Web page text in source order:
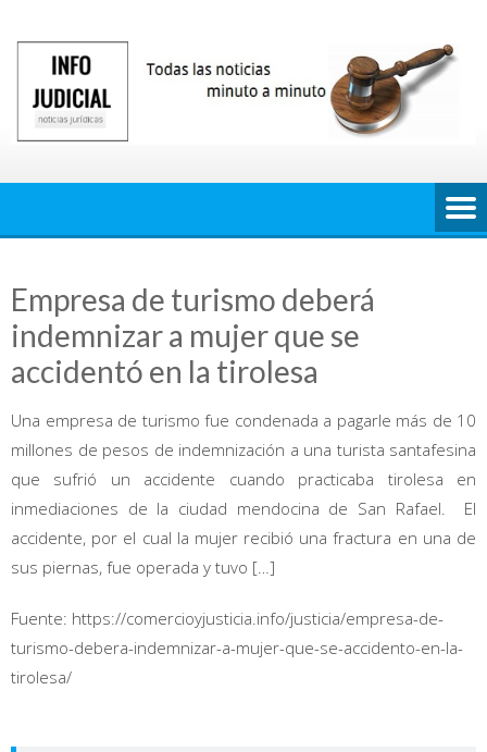
contenido
Empresa de turismo deberá
indemnizar a mujer que se
accidentó en la tirolesa
Una empresa de turismo fue condenada a pagarle más de 10
millones de pesos de indemnización a una turista santafesina
que sufrió un accidente cuando practicaba tirolesa en
inmediaciones de la ciudad mendocina de San Rafael. El
accidente, por el cual la mujer recibió una fractura en una de
sus piernas, fue operada y tuvo […]
Fuente: https://comercioyjusticia.info/justicia/empresa-de-
turismo-debera-indemnizar-a-mujer-que-se-accidento-en-la-
tirolesa/